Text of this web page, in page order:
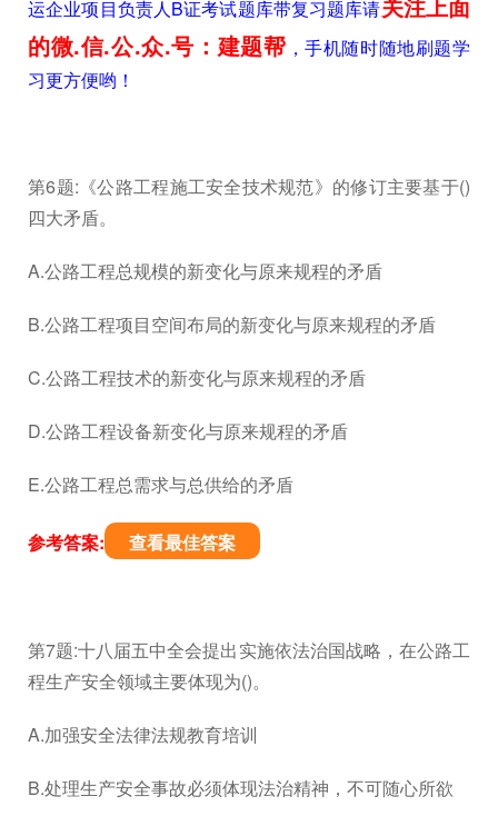
运企业项目负责人B证考试题库带复习题库请
的微.信.公.众.号：建题帮 ，手机随时随地刷题学
习更方便哟！
第6题:《公路工程施工安全技术规范》的修订主要基于()
四大矛盾。
A.公路工程总规模的新变化与原来规程的矛盾
B.公路工程项目空间布局的新变化与原来规程的矛盾
C.公路工程技术的新变化与原来规程的矛盾
D.公路工程设备新变化与原来规程的矛盾
E.公路工程总需求与总供给的矛盾
参考答案: 查看最佳答案
第7题:十八届五中全会提出实施依法治国战略，在公路工
程生产安全领域主要体现为()。
A.加强安全法律法规教育培训
B.处理生产安全事故必须体现法治精神，不可随心所欲